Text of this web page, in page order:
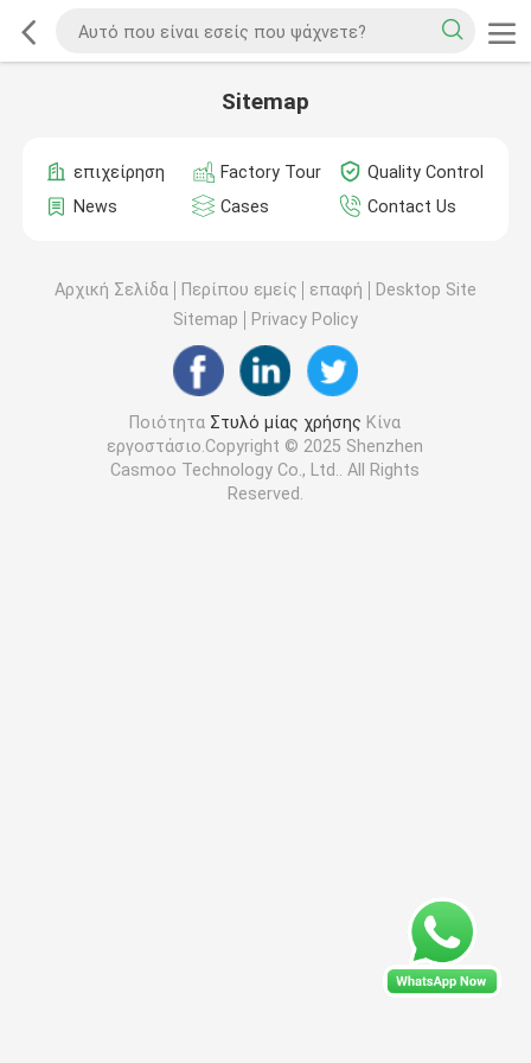
Sitemap
επιχείρηση Factory Tour
Quality Control
News
Cases Contact Us
Αρχική Σελίδα Περίπου εμείς επαφή
Desktop Site
Sitemap
Privacy Policy
Ποιότητα Στυλό μίας χρήσης Κίνα
εργοστάσιο.Copyright © 2025 Shenzhen
Casmoo Technology Co., Ltd.. All Rights
Reserved.